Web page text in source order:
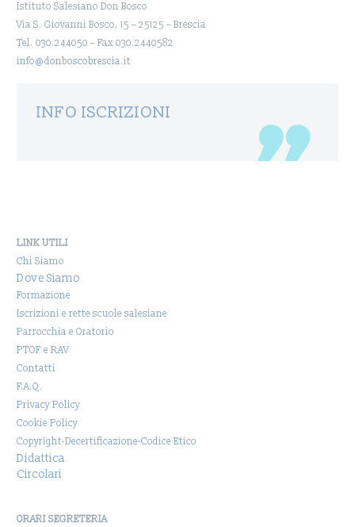
Istituto Salesiano Don Bosco
Via S. Giovanni Bosco, 15 – 25125 – Brescia
Tel. 030.244050 – Fax 030.2440582
info@donboscobrescia.it
INFO ISCRIZIONI
LINK UTILI
Chi Siamo
Dove Siamo
Formazione
Iscrizioni e rette scuole salesiane
Parrocchia e Oratorio
PTOF e RAV
Contatti
F.A.Q.
Privacy Policy
Cookie Policy
Copyright-Decertificazione-Codice Etico
Didattica
Circolari
ORARI SEGRETERIA